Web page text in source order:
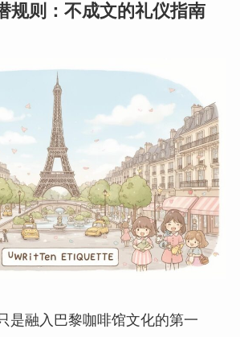
规则：不成文的礼仪指南
是融入巴黎咖啡馆文化的第一